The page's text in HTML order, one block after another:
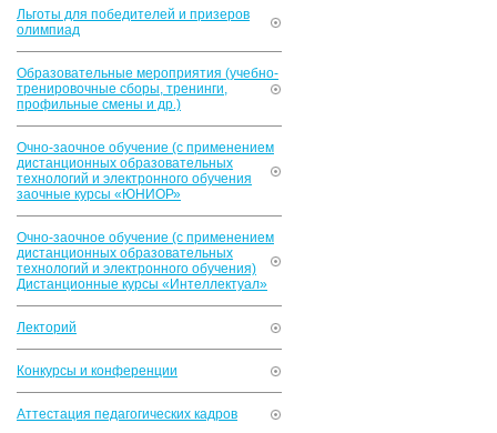
Льготы для победителей и призеров
олимпиад
Образовательные мероприятия (учебно-
тренировочные сборы, тренинги,
профильные смены и др.)
Очно-заочное обучение (с применением
дистанционных образовательных
технологий и электронного обучения
заочные курсы «ЮНИОР»
Очно-заочное обучение (с применением
дистанционных образовательных
технологий и электронного обучения)
Дистанционные курсы «Интеллектуал»
Лекторий
Конкурсы и конференции
Аттестация педагогических кадров